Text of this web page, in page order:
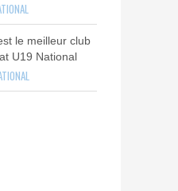
le meilleur club
U19 National